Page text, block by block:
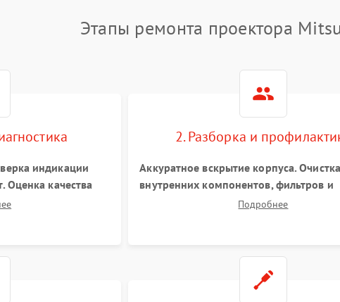
Этапы ремонта проектора
индикации
Оценка качества
артефактов
2. Разборка и
Аккуратное вскрытие корпуса. Очистка
внутренних компонентов, фильтров и
вентиляторов от накопившейся пыли.
Подробнее